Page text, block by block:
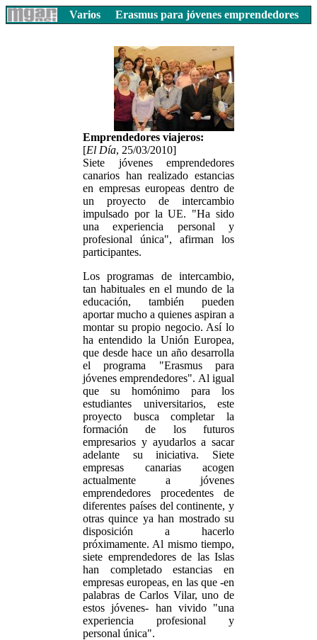
Varios Erasmus para jóvenes emprendedores
Emprendedores viajeros:
[El Día, 25/03/2010]
Siete jóvenes emprendedores
canarios han realizado estancias
en empresas europeas dentro de
un proyecto de intercambio
impulsado por la UE. "Ha sido
una experiencia personal y
profesional única", afirman los
participantes.
Los programas de intercambio,
tan habituales en el mundo de la
educación, también pueden
aportar mucho a quienes aspiran a
montar su propio negocio. Así lo
ha entendido la Unión Europea,
que desde hace un año desarrolla
el programa "Erasmus para
jóvenes emprendedores". Al igual
que su homónimo para los
estudiantes universitarios, este
proyecto busca completar la
formación de los futuros
empresarios y ayudarlos a sacar
adelante su iniciativa. Siete
empresas canarias acogen
actualmente a jóvenes
emprendedores procedentes de
diferentes países del continente, y
otras quince ya han mostrado su
disposición a hacerlo
próximamente. Al mismo tiempo,
siete emprendedores de las Islas
han completado estancias en
empresas europeas, en las que -en
palabras de Carlos Vilar, uno de
estos jóvenes- han vivido "una
experiencia profesional y
personal única".